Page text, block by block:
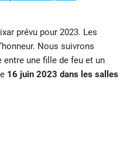
prévu pour 2023. Les
Nous suivrons
entre une fille de feu et un
16 juin 2023 dans les salles